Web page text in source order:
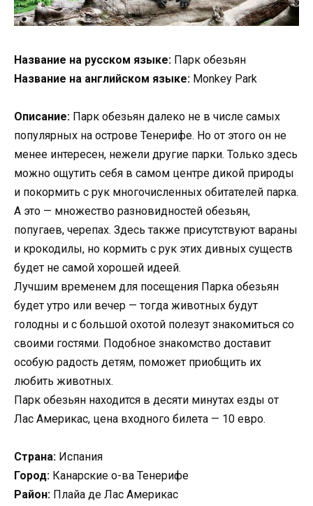
Название на русском языке: Парк обезьян
Название на английском языке: Monkey Park
Описание: Парк обезьян далеко не в числе самых
популярных на острове Тенерифе. Но от этого он не
менее интересен, нежели другие парки. Только здесь
можно ощутить себя в самом центре дикой природы
и покормить с рук многочисленных обитателей парка.
А это — множество разновидностей обезьян,
попугаев, черепах. Здесь также присутствуют вараны
и крокодилы, но кормить с рук этих дивных существ
будет не самой хорошей идеей.
Лучшим временем для посещения Парка обезьян
будет утро или вечер — тогда животных будут
голодны и с большой охотой полезут знакомиться со
своими гостями. Подобное знакомство доставит
особую радость детям, поможет приобщить их
любить животных.
Парк обезьян находится в десяти минутах езды от
Лас Америкас, цена входного билета — 10 евро.
Страна: Испания
Город: Канарские о-ва Тенерифе
Район: Плайа де Лас Америкас